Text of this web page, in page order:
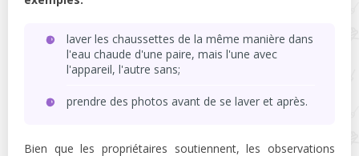
laver les chaussettes de la même manière dans
l'eau chaude d'une paire, mais l'une avec
l'appareil, l'autre sans;
prendre des photos avant de se laver et après.
Bien que les propriétaires soutiennent, les observations